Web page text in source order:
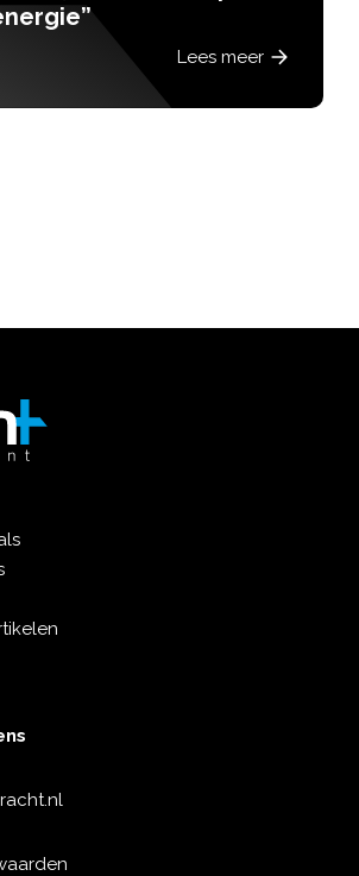
Lees meer